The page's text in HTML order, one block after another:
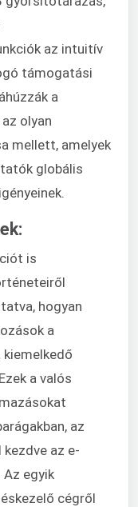
az intuitív
támogatási
a
olyan
mellett, amelyek
globális
is
hogyan
a
a valós
az
az e-
egyik
cégről